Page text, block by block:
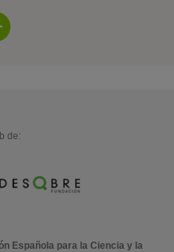
de:
Española para la Ciencia y la